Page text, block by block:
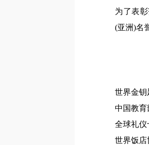
为了表
(亚洲)名
世界金
中国教
全球礼
世界饭